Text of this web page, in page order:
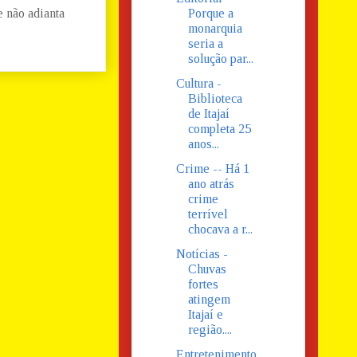
não adianta
Porque a
monarquia
seria a
solução par...
Cultura -
Biblioteca
de Itajaí
completa 25
anos...
Crime -- Há 1
ano atrás
crime
terrível
chocava a r...
Notícias -
Chuvas
fortes
atingem
Itajaí e
região....
Entretenimento